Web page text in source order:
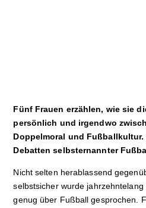
Fünf Frauen erzählen, wie sie
persönlich und irgendwo
Doppelmoral und
Debatten selbsternannter
Nicht selten herablassend
selbstsicher wurde
genug über Fußball gesprochen.